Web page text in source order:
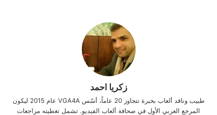
زكريا احمد
طبيب وناقد ألعاب بخبرة تتجاوز 20 عاماً، أسّس VGA4A عام 2015 ليكون
المرجع العربي الأول في صحافة ألعاب الفيديو. تشمل تغطيته مراجعات